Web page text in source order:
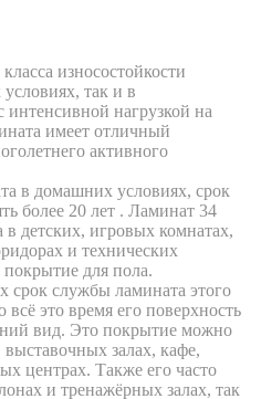
износостойкости
так и в
нагрузкой на
имеет отличный
активного
в домашних условиях, срок
более 20 лет . Ламинат 34
в детских, игровых комнатах,
и технических
для пола.
срок службы ламината этого
это время его поверхность
вид. Это покрытие можно
выставочных залах, кафе,
центрах. Также его часто
и тренажёрных залах, так